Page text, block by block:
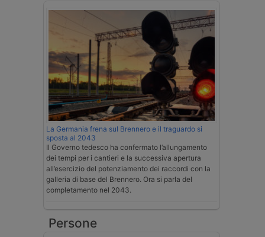
La Germania frena sul Brennero e il traguardo si
sposta al 2043
Il Governo tedesco ha confermato l’allungamento
dei tempi per i cantieri e la successiva apertura
all’esercizio del potenziamento dei raccordi con la
galleria di base del Brennero. Ora si parla del
completamento nel 2043.
Persone